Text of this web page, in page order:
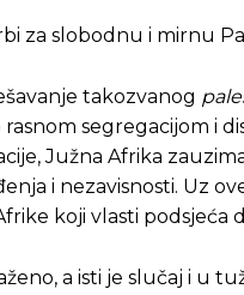
Pusti
što ste odlučili da
Pusti
što ste odlučili da
za slobodnu i mirnu
takozvanog
rasnom segregacijom i
Južna Afrika
i nezavisnosti. Uz
koji vlasti
a isti je slučaj i u